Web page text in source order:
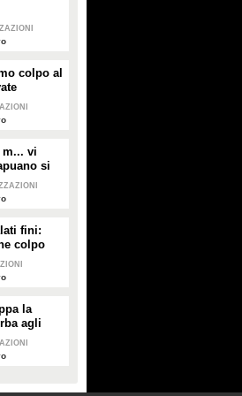
colpo al
la mazza
m... vi
si
i
fini:
colpo
la
agli
la
l'Italia